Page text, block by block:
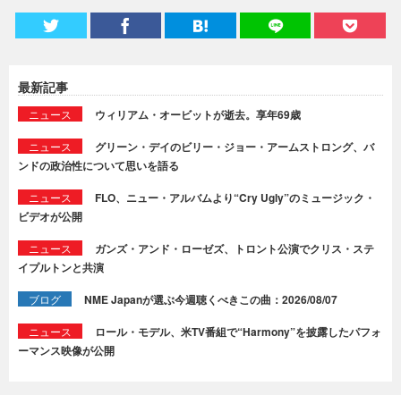
最新記事
ニュース ウィリアム・オービットが逝去。享年69歳
ニュース
グリーン・デイのビリー・ジョー・アームストロング、バ
ンドの政治性について思いを語る
ニュース
FLO、ニュー・アルバムより“Cry Ugly”のミュージック・
ビデオが公開
ニュース
ガンズ・アンド・ローゼズ、トロント公演でクリス・ステ
イプルトンと共演
ブログ NME Japanが選ぶ今週聴くべきこの曲：2026/08/07
ニュース
ロール・モデル、米TV番組で“Harmony”を披露したパフォ
ーマンス映像が公開